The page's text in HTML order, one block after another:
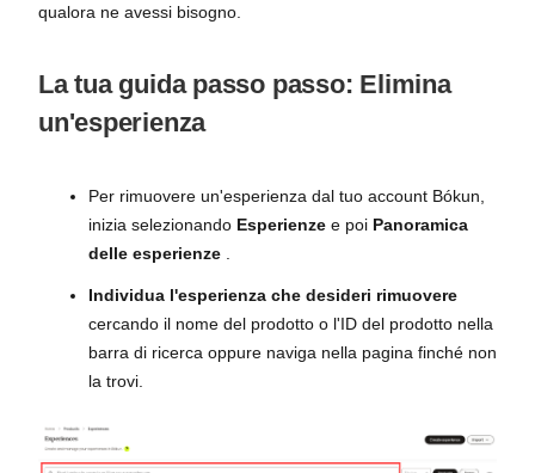
qualora ne avessi bisogno.
La tua guida passo passo: Elimina
un'esperienza
Per rimuovere un'esperienza dal tuo account Bókun,
inizia selezionando Esperienze e poi Panoramica
delle esperienze
Individua l'esperienza che desideri rimuovere
cercando il nome del prodotto o l'ID del prodotto nella
barra di ricerca oppure naviga nella pagina finché non
la trovi.